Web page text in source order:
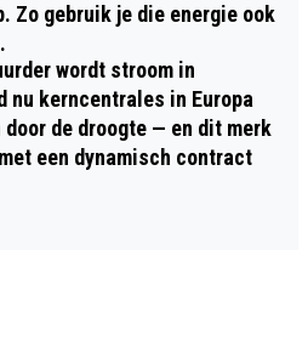
Zo gebruik je die energie ook
wordt stroom in
nu kerncentrales in Europa
de droogte — en dit merk
een dynamisch contract